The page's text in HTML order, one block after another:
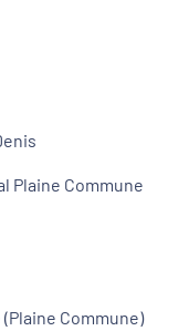
Plaine Commune
Commune)